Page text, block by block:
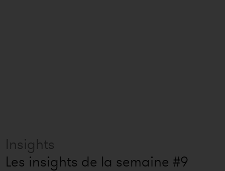
Insights
Les insights de la semaine #9